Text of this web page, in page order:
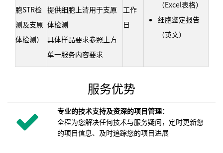
胞STR检
测及支原
体检测）
提供细胞上清用于支原
体检测
具体样品要求参照上方
单一服务内容要求
工作
日
（Excel表格）
细胞鉴定报告
（英文）
服务优势
专业的技术支持及资深的项目管理：
全程为您解决任何技术与服务疑问，定时更新您
的项目信息、及时追踪您的项目进展